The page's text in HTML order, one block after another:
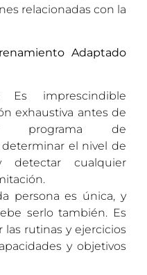
relacionadas con la
Adaptado
imprescindible
exhaustiva antes de
programa de
el nivel de
detectar cualquier
persona es única, y
serlo también. Es
rutinas y ejercicios
y objetivos